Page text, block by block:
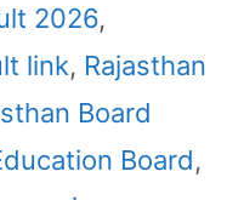
2026,
link, Rajasthan
Board
Board,